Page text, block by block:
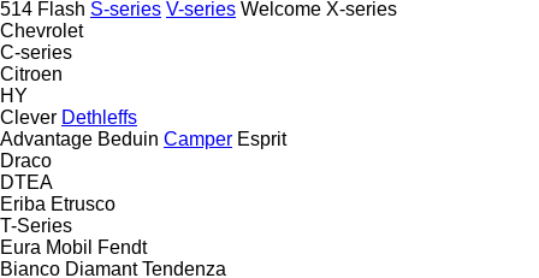
514 Flash S-series V-series Welcome X-series
Chevrolet
C-series
Citroen
HY
Clever Dethleffs
Advantage Beduin Camper Esprit
Draco
DTEA
Eriba Etrusco
T-Series
Eura Mobil
Fendt
Bianco Diamant Tendenza